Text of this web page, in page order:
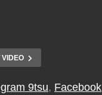
VIDEO
9tsu, Facebook